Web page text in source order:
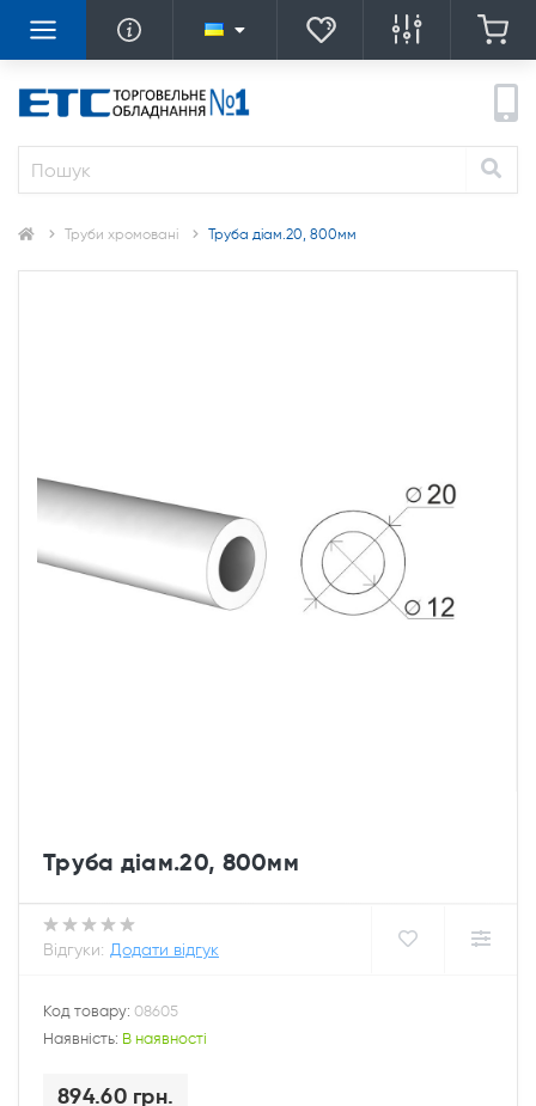
Труби хромовані Труба діам.20, 800мм
Труба діам.20, 800мм
Відгуки: Додати відгук
Код товару: 08605
Наявність: В наявності
894.60 грн.